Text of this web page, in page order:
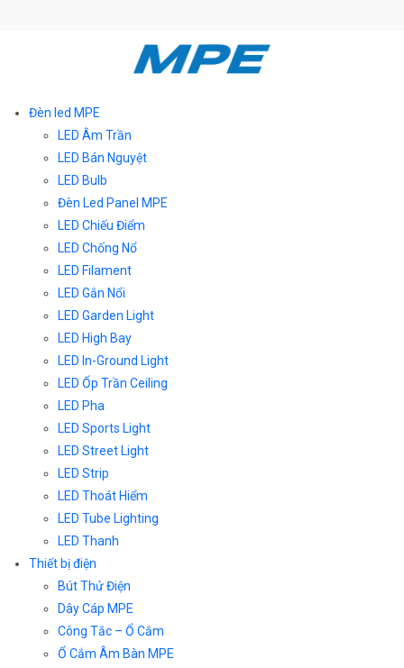
Đèn led MPE
LED Âm Trần
LED Bán Nguyệt
LED Bulb
Đèn Led Panel MPE
LED Chiếu Điểm
LED Chống Nổ
LED Filament
LED Gắn Nổi
LED Garden Light
LED High Bay
LED In-Ground Light
LED Ốp Trần Ceiling
LED Pha
LED Sports Light
LED Street Light
LED Strip
LED Thoát Hiểm
LED Tube Lighting
LED Thanh
Thiết bị điện
Bút Thử Điện
Dây Cáp MPE
Công Tắc – Ổ Cắm
Ổ Cắm Âm Bàn MPE